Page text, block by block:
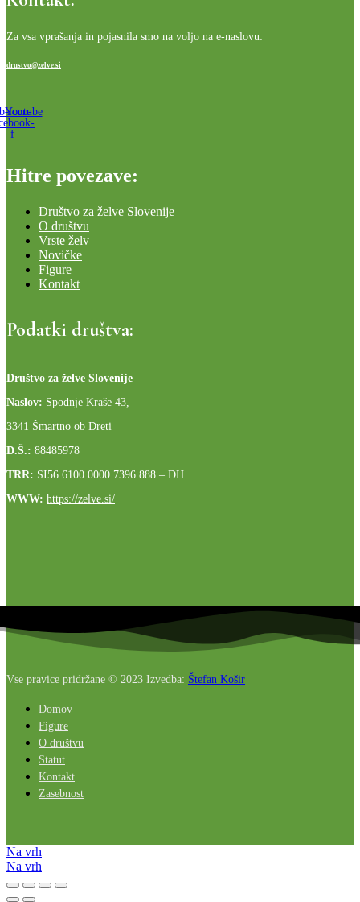
Za vsa vprašanja in pojasnila smo na voljo na e-naslovu:
drustvo@zelve.si
icon-
f
Youtube
Hitre povezave:
Društvo za želve Slovenije
O društvu
Vrste želv
Novičke
Figure
Kontakt
Podatki društva:
Društvo za želve Slovenije
Naslov: Spodnje Kraše 43,
3341 Šmartno ob Dreti
D.Š.: 88485978
TRR: SI56 6100 0000 7396 888 – DH
WWW: https://zelve.si/
Vse pravice pridržane © 2023 Izvedba: Štefan Košir
Domov
Figure
O društvu
Statut
Kontakt
Zasebnost
Na vrh
Na vrh